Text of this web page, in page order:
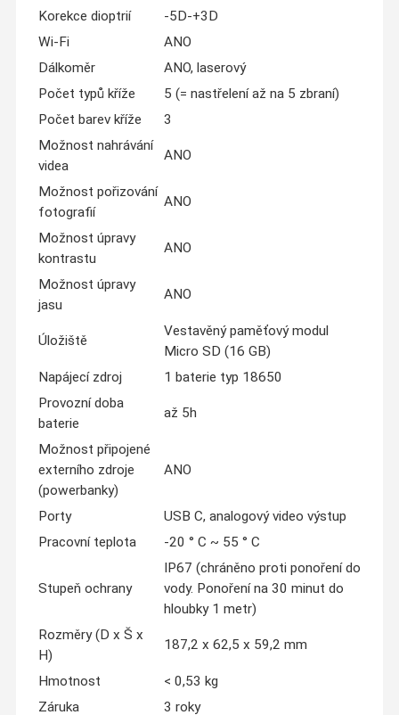
Korekce dioptrií
-5D-+3D
Wi-Fi
ANO
Dálkoměr
ANO, laserový
Počet typů kříže
5 (= nastřelení až na 5 zbraní)
Počet barev kříže
3
Možnost nahrávání
videa
ANO
Možnost pořizování
fotografií
ANO
Možnost úpravy
kontrastu
ANO
Možnost úpravy
jasu
ANO
Úložiště
Vestavěný paměťový modul
Micro SD (16 GB)
Napájecí zdroj
1 baterie typ 18650
Provozní doba
baterie
až 5h
Možnost připojené
externího zdroje
(powerbanky)
ANO
Porty
USB C, analogový video výstup
Pracovní teplota
-20 ° C ~ 55 ° C
Stupeň ochrany
IP67 (chráněno proti ponoření do
vody. Ponoření na 30 minut do
hloubky 1 metr)
Rozměry (D x Š x
H)
187,2 x 62,5 x 59,2 mm
Hmotnost
< 0,53 kg
Záruka
3 roky